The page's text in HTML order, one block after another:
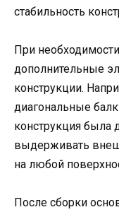
стабильность
При
дополнительные
конструкции.
диагональные
конструкция была
выдерживать
на любой
После сборки